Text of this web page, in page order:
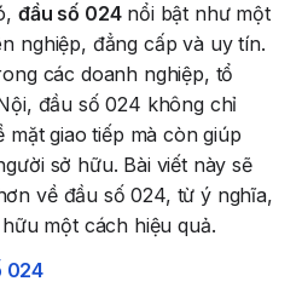
đầu số 024nổi bật như một
nghiệp, đẳng cấp và uy tín.
các doanh nghiệp, tổ
đầu số 024 không chỉ
giao tiếp mà còn giúp
sở hữu. Bài viết này sẽ
về đầu số 024, từ ý nghĩa,
một cách hiệu quả.
024